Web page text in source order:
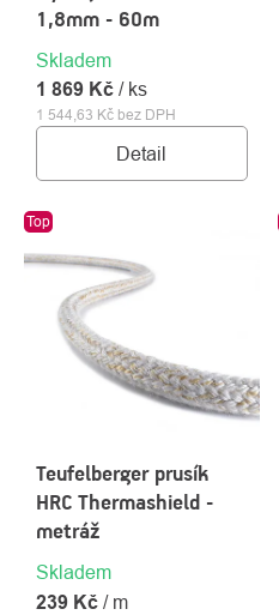
1,8mm - 60m
Skladem
1 544,63 Kč bez DPH
1 869 Kč / ks
Detail
Top
Teufelberger prusík
HRC Thermashield -
metráž
Skladem
239 Kč / m